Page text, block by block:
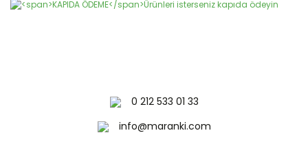
Ürün fiyatı diğer sitelerden daha pahalı.
0 212 533 01 33
info@maranki.com